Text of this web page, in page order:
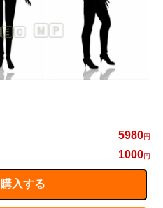
5980円
1000円